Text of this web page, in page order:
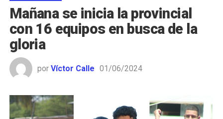
Mañana se inicia la provincial
con 16 equipos en busca de la
gloria
por Víctor Calle 01/06/2024